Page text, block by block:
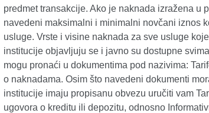
predmet transakcije. Ako je naknada izražena u
navedeni maksimalni i minimalni novčani iznos
usluge. Vrste i visine naknada za sve usluge
institucije objavljuju se i javno su dostupne
mogu pronaći u dokumentima pod nazivima:
o naknadama. Osim što navedeni dokumenti
institucije imaju propisanu obvezu uručiti vam
ugovora o kreditu ili depozitu, odnosno